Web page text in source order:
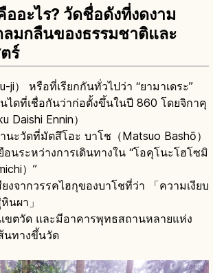
ออะไร? วัดชื่อดังที่งดงาม
มกลืนของธรรมชาติและ
ร์
ji） หรือที่เรียกกันทั่วไปว่า “ยามาเดระ”
ไดที่เชื่อกันว่าก่อตั้งขึ้นในปี 860 โดยจิกาคุ
Daishi Ennin）
นะวัดที่มัตสึโอะ บาโช（Matsuo Bashō）
อนระหว่างการเดินทางใน “โอคุโนะโฮโซมิ
）”
ยงจากวรรคไฮกุของบาโชที่ว่า 「ความเงียบ
นผา」
ขตวัด และมีอาคารพุทธสถานหลายแห่ง
นทางขึ้นวัด